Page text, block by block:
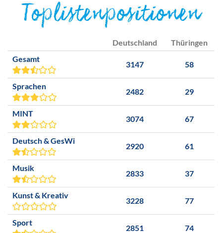
Toplistenpositionen
Deutschland
Thüringen
Gesamt
3147 58
Sprachen
2482 29
MINT
3074 67
Deutsch & GesWi
2920 61
Musik
2833 37
Kunst & Kreativ
3228 77
Sport
2851 74